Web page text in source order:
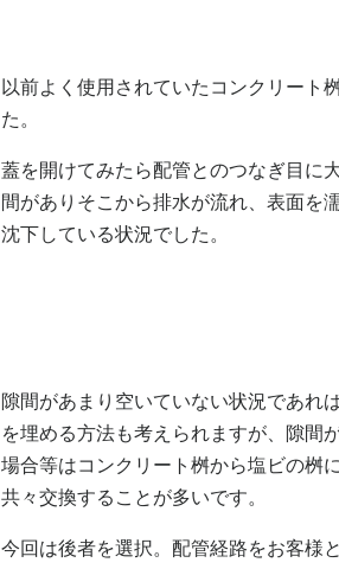
以前よく使用されていたコンクリート
た。
蓋を開けてみたら配管とのつなぎ目に
間がありそこから排水が流れ、表面を濡
沈下している状況でした。
隙間があまり空いていない状況であれ
を埋める方法も考えられますが、隙間
場合等はコンクリート桝から塩ビの桝
共々交換することが多いです。
今回は後者を選択。配管経路をお客様